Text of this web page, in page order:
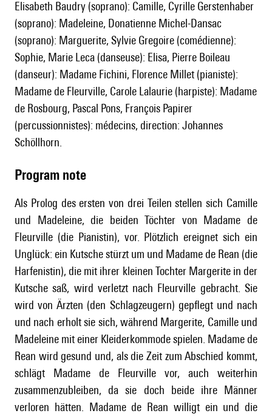
Elisabeth Baudry (soprano): Camille, Cyrille Gerstenhaber
(soprano): Madeleine, Donatienne Michel-Dansac
(soprano): Marguerite, Sylvie Gregoire (comédienne):
Sophie, Marie Leca (danseuse): Elisa, Pierre Boileau
(danseur): Madame Fichini, Florence Millet (pianiste):
Madame de Fleurville, Carole Lalaurie (harpiste): Madame
de Rosbourg, Pascal Pons, François Papirer
(percussionnistes): médecins, direction: Johannes
Schöllhorn.
Program note
Als Prolog des ersten von drei Teilen stellen sich Camille
und Madeleine, die beiden Töchter von Madame de
Fleurville (die Pianistin), vor. Plötzlich ereignet sich ein
Unglück: ein Kutsche stürzt um und Madame de Rean (die
Harfenistin), die mit ihrer kleinen Tochter Margerite in der
Kutsche saß, wird verletzt nach Fleurville gebracht. Sie
wird von Ärzten (den Schlagzeugern) gepflegt und nach
und nach erholt sie sich, während Margerite, Camille und
Madeleine mit einer Kleiderkommode spielen. Madame de
Rean wird gesund und, als die Zeit zum Abschied kommt,
schlägt Madame de Fleurville vor, auch weiterhin
zusammenzubleiben, da sie doch beide ihre Männer
verloren hätten. Madame de Rean willigt ein und die